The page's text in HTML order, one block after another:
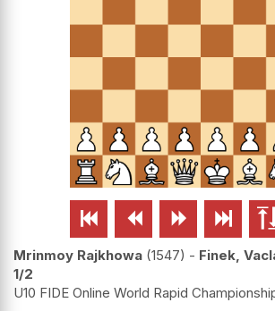
   
Mrinmoy Rajkhowa 1547 - Finek,
1/2
U10 FIDE Online World Rapid